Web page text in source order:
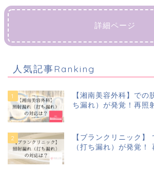
詳細ページ
人気記事Ranking
【湘南美容外科】での
ち漏れ）が発覚！再照
【ブランクリニック】
（打ち漏れ）が発覚！